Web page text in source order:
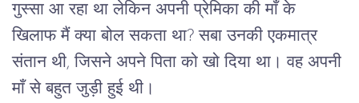
गुस्सा आ रहा था लेकिन अपनी प्रेमिका की माँ के
खिलाफ मैं क्या बोल सकता था? सबा उनकी एकमात्र
संतान थी, जिसने अपने पिता को खो दिया था। वह अपनी
माँ से बहुत जुड़ी हुई थी।